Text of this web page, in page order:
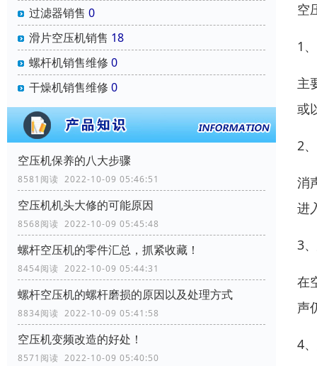
过滤器销售 0
滑片空压机销售 18
螺杆机销售维修 0
干燥机销售维修 0
空压机保养的八大步骤
8581阅读 2022-10-09 05:46:51
空压机机头大修的可能原因
8568阅读 2022-10-09 05:45:48
螺杆空压机的零件汇总，抓紧收藏！
8454阅读 2022-10-09 05:44:31
螺杆空压机的螺杆磨损的原因以及处理方式
8834阅读 2022-10-09 05:41:58
空压机变频改造的好处！
8571阅读 2022-10-09 05:40:50
空
1
主
或
2
消
进
3
在
声
4